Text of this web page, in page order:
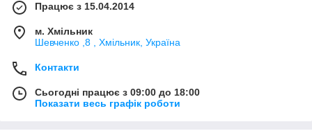
Працює з 15.04.2014
м. Хмільник
Шевченко ,8 , Хмільник, Україна
Контакти
Сьогодні працює з 09:00 до 18:00
Показати весь графік роботи